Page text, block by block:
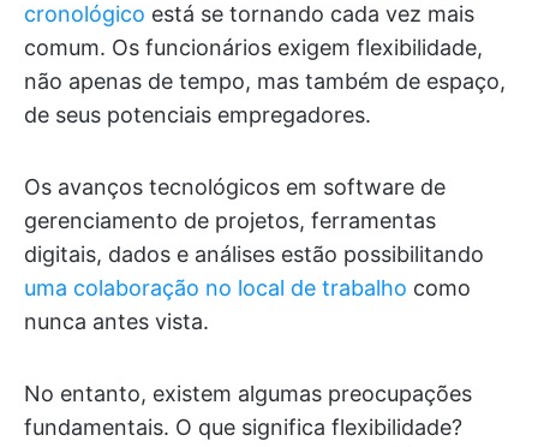
cronológico está se tornando cada vez mais
comum. Os funcionários exigem flexibilidade,
não apenas de tempo, mas também de espaço,
de seus potenciais empregadores.
Os avanços tecnológicos em software de
gerenciamento de projetos, ferramentas
digitais, dados e análises estão possibilitando
uma colaboração no local de trabalho como
nunca antes vista.
No entanto, existem algumas preocupações
fundamentais. O que significa flexibilidade?